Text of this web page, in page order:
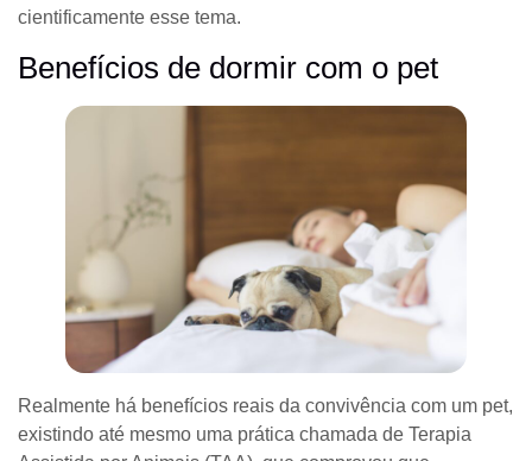
cientificamente esse tema.
Benefícios de dormir com o pet
Realmente há benefícios reais da convivência com um pet,
existindo até mesmo uma prática chamada de Terapia